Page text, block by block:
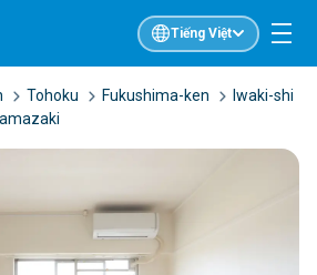
Tiếng Việt
Tohoku Fukushima-ken
Iwaki-shi